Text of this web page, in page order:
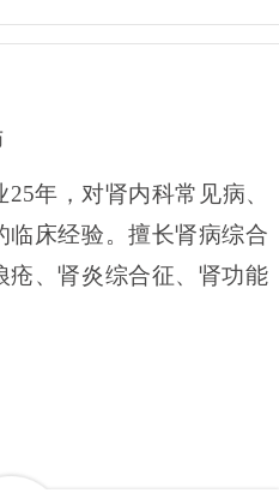
25年，对肾内科常见病、
临床经验。擅长肾病综合
疮、肾炎综合征、肾功能